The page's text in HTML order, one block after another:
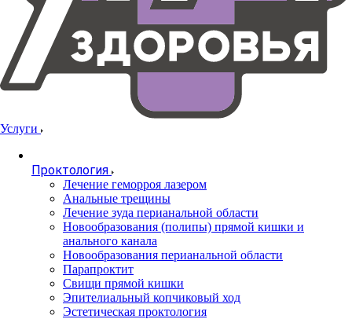
Услуги
Проктология
Лечение геморроя лазером
Анальные трещины
Лечение зуда перианальной области
Новообразования (полипы) прямой кишки и
анального канала
Новообразования перианальной области
Парапроктит
Свищи прямой кишки
Эпителиальный копчиковый ход
Эстетическая проктология